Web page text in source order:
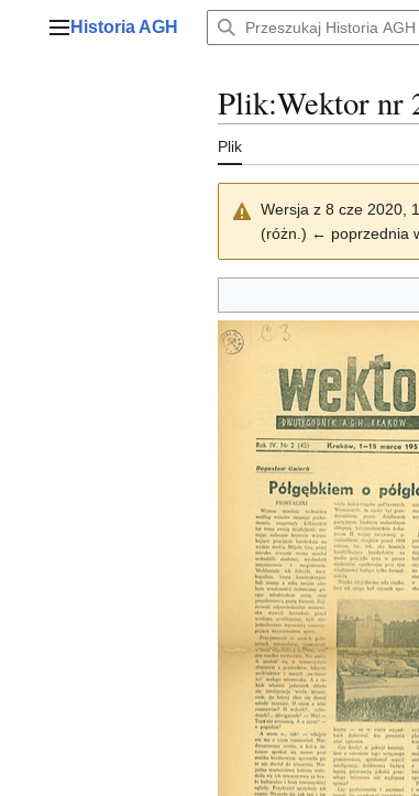
Menu główne
Historia AGH
Plik:Wektor nr
Plik
Wersja z 8 cze 2020,
(różn.) ← poprzednia